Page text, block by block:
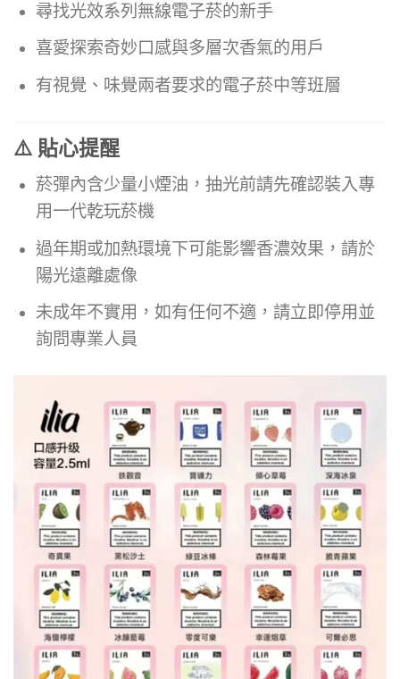
尋找光效系列無線電子菸的新手
喜愛探索奇妙口感與多層次香氣的用戶
有視覺、味覺兩者要求的電子菸中等班層
⚠️ 貼心提醒
菸彈內含少量小煙油，抽光前請先確認裝入專
用一代乾玩菸機
過年期或加熱環境下可能影響香濃效果，請於
陽光遠離處像
未成年不實用，如有任何不適，請立即停用並
詢問專業人員